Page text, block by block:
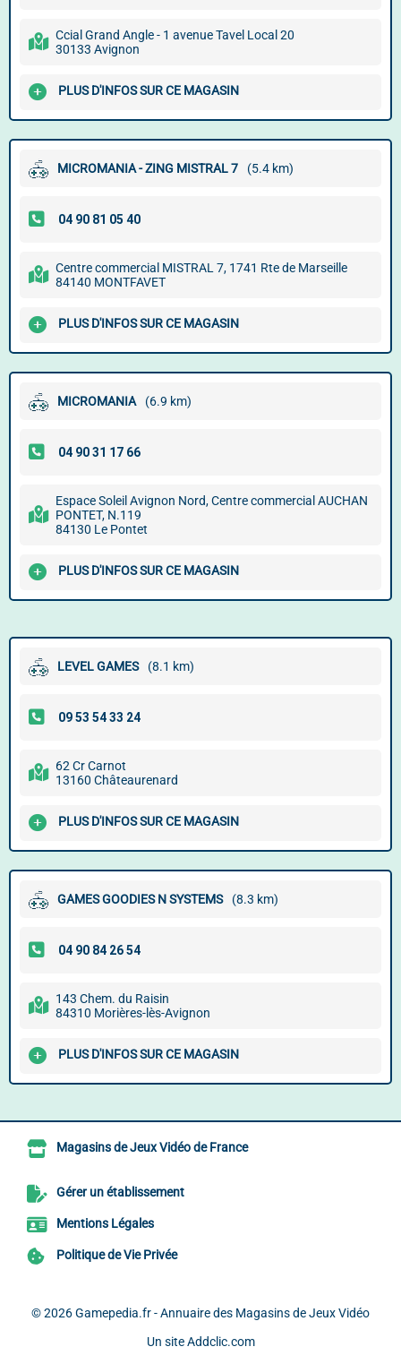
Ccial Grand Angle - 1 avenue Tavel Local 20
30133 Avignon
PLUS D'INFOS SUR CE MAGASIN
MICROMANIA - ZING MISTRAL 7 (5.4 km)
Centre commercial MISTRAL 7, 1741 Rte de Marseille
84140 MONTFAVET
PLUS D'INFOS SUR CE MAGASIN
MICROMANIA (6.9 km)
Espace Soleil Avignon Nord, Centre commercial AUCHAN
PONTET, N.119
84130 Le Pontet
PLUS D'INFOS SUR CE MAGASIN
LEVEL GAMES (8.1 km)
62 Cr Carnot
13160 Châteaurenard
PLUS D'INFOS SUR CE MAGASIN
GAMES GOODIES N SYSTEMS (8.3 km)
143 Chem. du Raisin
84310 Morières-lès-Avignon
PLUS D'INFOS SUR CE MAGASIN
Magasins de Jeux Vidéo de France
Gérer un établissement
Mentions Légales
Politique de Vie Privée
© 2026Gamepedia.fr - Annuaire des Magasins de Jeux Vidéo
Un site Addclic.com